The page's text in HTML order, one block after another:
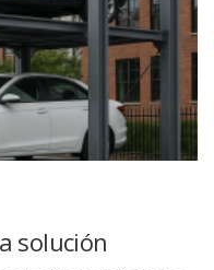
solución